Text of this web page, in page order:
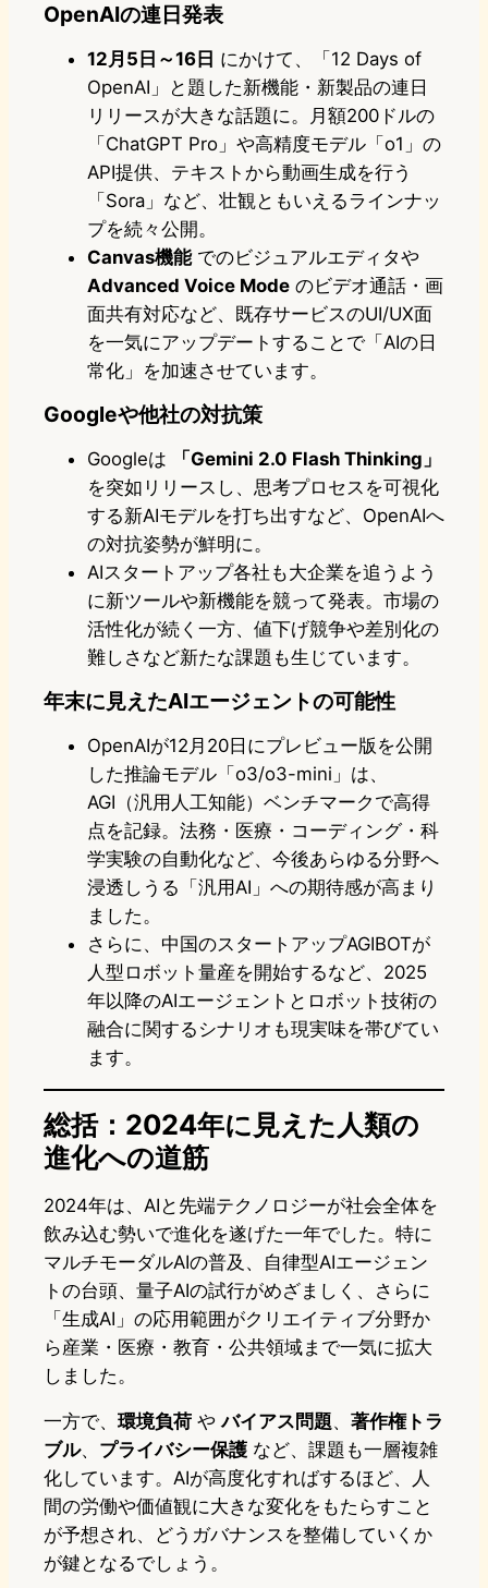
OpenAIの連日発表
12月5日～16日 にかけて、「12 Days of
OpenAI」と題した新機能・新製品の連日
リリースが大きな話題に。月額200ドルの
「ChatGPT Pro」や高精度モデル「o1」の
API提供、テキストから動画生成を行う
「Sora」など、壮観ともいえるラインナッ
プを続々公開。
Canvas機能でのビジュアルエディタや
Advanced Voice Mode のビデオ通話・画
面共有対応など、既存サービスのUI/UX面
を一気にアップデートすることで「AIの日
常化」を加速させています。
Googleや他社の対抗策
Googleは
「Gemini 2.0 Flash Thinking」
を突如リリースし、思考プロセスを可視化
する新AIモデルを打ち出すなど、OpenAIへ
の対抗姿勢が鮮明に。
AIスタートアップ各社も大企業を追うよう
に新ツールや新機能を競って発表。市場の
活性化が続く一方、値下げ競争や差別化の
難しさなど新たな課題も生じています。
年末に見えたAIエージェントの可能性
OpenAIが12月20日にプレビュー版を公開
した推論モデル「o3/o3-mini」は、
AGI（汎用人工知能）ベンチマークで高得
点を記録。法務・医療・コーディング・科
学実験の自動化など、今後あらゆる分野へ
浸透しうる「汎用AI」への期待感が高まり
ました。
さらに、中国のスタートアップAGIBOTが
人型ロボット量産を開始するなど、2025
年以降のAIエージェントとロボット技術の
融合に関するシナリオも現実味を帯びてい
ます。
総括：2024年に見えた人類の
進化への道筋
2024年は、AIと先端テクノロジーが社会全体を
飲み込む勢いで進化を遂げた一年でした。特に
マルチモーダルAIの普及、自律型AIエージェン
トの台頭、量子AIの試行がめざましく、さらに
「生成AI」の応用範囲がクリエイティブ分野か
ら産業・医療・教育・公共領域まで一気に拡大
しました。
一方で、 環境負荷 やバイアス問題、 著作権トラ
ブル、 プライバシー保護 など、課題も一層複雑
化しています。AIが高度化すればするほど、人
間の労働や価値観に大きな変化をもたらすこと
が予想され、どうガバナンスを整備していくか
が鍵となるでしょう。